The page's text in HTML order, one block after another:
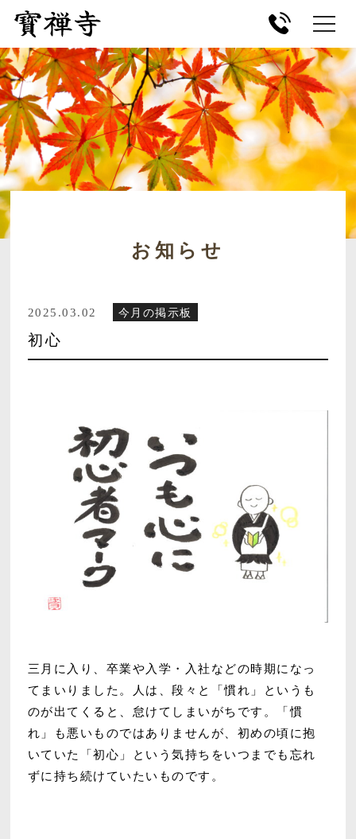
お知らせ
2025.03.02 今月の掲示板
初心
三月に入り、卒業や入学・入社などの時期になっ
てまいりました。人は、段々と「慣れ」というも
のが出てくると、怠けてしまいがちです。「慣
れ」も悪いものではありませんが、初めの頃に抱
いていた「初心」という気持ちをいつまでも忘れ
ずに持ち続けていたいものです。